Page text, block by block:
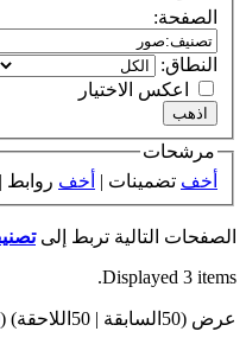
الصفحة:
النطاق:
اعكس الاختيار
مرشحات
أخف تضمينات | أخف روابط |
الصفحات التالية تربط إلى
Displayed 3 items.
عرض (50السابقة | 50اللاحقة) (